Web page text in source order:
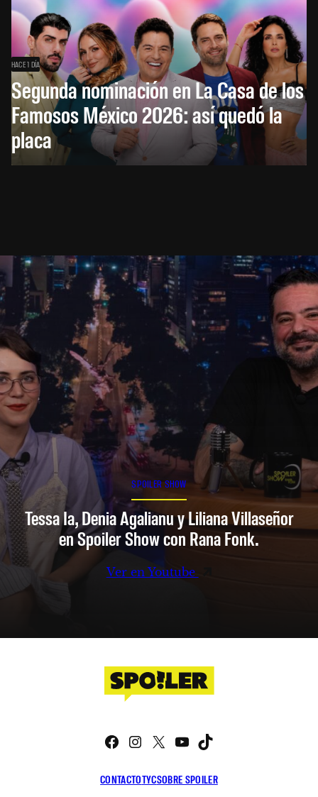
HACE 1 DÍA
Segunda nominación en La Casa de los
Famosos México 2026: así quedó la
placa
SPOILER SHOW
Tessa Ia, Denia Agalianu y Liliana Villaseñor
en Spoiler Show con Rana Fonk.
Ver en Youtube
CONTACTOTYCSOBRE SPOILER
Facebook
Instagram
X YouTube